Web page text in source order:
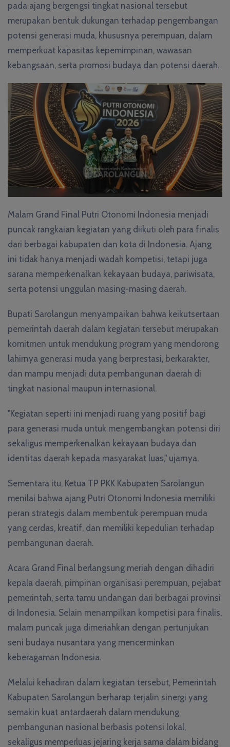
pada ajang bergengsi tingkat nasional tersebut
merupakan bentuk dukungan terhadap pengembangan
potensi generasi muda, khususnya perempuan, dalam
memperkuat kapasitas kepemimpinan, wawasan
kebangsaan, serta promosi budaya dan potensi daerah.
Malam Grand Final Putri Otonomi Indonesia menjadi
puncak rangkaian kegiatan yang diikuti oleh para finalis
dari berbagai kabupaten dan kota di Indonesia. Ajang
ini tidak hanya menjadi wadah kompetisi, tetapi juga
sarana memperkenalkan kekayaan budaya, pariwisata,
serta potensi unggulan masing-masing daerah.
Bupati Sarolangun menyampaikan bahwa keikutsertaan
pemerintah daerah dalam kegiatan tersebut merupakan
komitmen untuk mendukung program yang mendorong
lahirnya generasi muda yang berprestasi, berkarakter,
dan mampu menjadi duta pembangunan daerah di
tingkat nasional maupun internasional.
"Kegiatan seperti ini menjadi ruang yang positif bagi
para generasi muda untuk mengembangkan potensi diri
sekaligus memperkenalkan kekayaan budaya dan
identitas daerah kepada masyarakat luas," ujarnya.
Sementara itu, Ketua TP PKK Kabupaten Sarolangun
menilai bahwa ajang Putri Otonomi Indonesia memiliki
peran strategis dalam membentuk perempuan muda
yang cerdas, kreatif, dan memiliki kepedulian terhadap
pembangunan daerah.
Acara Grand Final berlangsung meriah dengan dihadiri
kepala daerah, pimpinan organisasi perempuan, pejabat
pemerintah, serta tamu undangan dari berbagai provinsi
di Indonesia. Selain menampilkan kompetisi para finalis,
malam puncak juga dimeriahkan dengan pertunjukan
seni budaya nusantara yang mencerminkan
keberagaman Indonesia.
Melalui kehadiran dalam kegiatan tersebut, Pemerintah
Kabupaten Sarolangun berharap terjalin sinergi yang
semakin kuat antardaerah dalam mendukung
pembangunan nasional berbasis potensi lokal,
sekaligus memperluas jejaring kerja sama dalam bidang